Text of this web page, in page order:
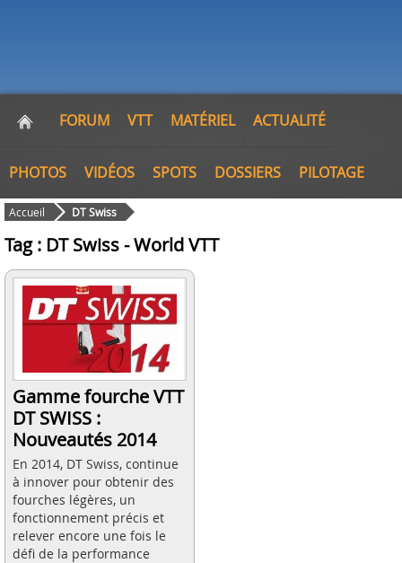
FORUM VTT MATÉRIEL ACTUALITÉ
PHOTOS VIDÉOS SPOTS DOSSIERS PILOTAGE
Accueil DT Swiss
Tag : DT Swiss - World VTT
Gamme fourche VTT
DT SWISS :
Nouveautés 2014
En 2014, DT Swiss, continue
à innover pour obtenir des
fourches légères, un
fonctionnement précis et
relever encore une fois le
défi de la performance